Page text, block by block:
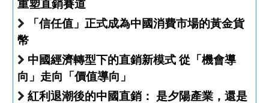
重塑直銷賽道
「信任值」正式成為中國消費市場的黃金貨
幣
中國經濟轉型下的直銷新模式 從「機會導
向」走向「價值導向」
紅利退潮後的中國直銷： 是夕陽產業，還是